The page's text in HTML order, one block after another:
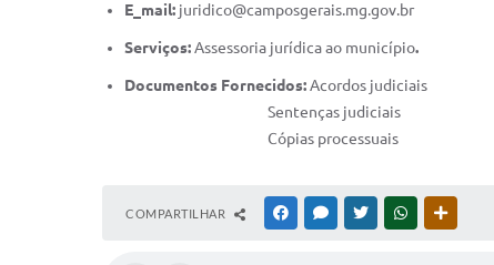
E_mail: juridico@camposgerais.mg.gov.br
Serviços:Assessoria jurídica ao município.
Documentos Fornecidos:Acordos judiciais
Sentenças judiciais
Cópias processuais
COMPARTILHAR FACEBOOKMESSENGER
TWITTERWHATSAPP